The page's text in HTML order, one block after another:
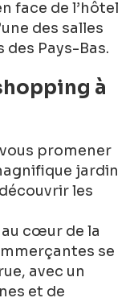
face de l’hôtel
des salles
Pays-Bas.
à
promener
jardin
les
cœur de la
se
avec un
et de